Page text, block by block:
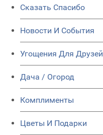
Сказать Спасибо
Новости И События
Угощения Для Друзей
Дача / Огород
Комплименты
Цветы И Подарки